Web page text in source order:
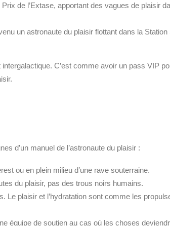
de l’Extase, apportant des vagues de plaisir
un astronaute du plaisir flottant dans la Station
C’est comme avoir un pass VIP
d’un manuel de l’astronaute du plaisir :
ou en plein milieu d’une rave souterraine.
du plaisir, pas des trous noirs humains.
Le plaisir et l’hydratation sont comme les
équipe de soutien au cas où les choses